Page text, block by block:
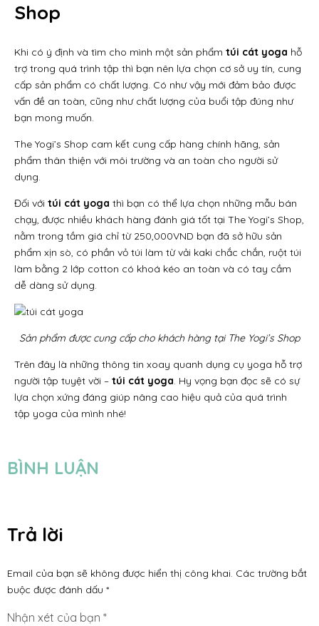
Shop
Khi có ý định và tìm cho mình một sản phẩm túi cát yoga hỗ
trợ trong quá trình tập thì bạn nên lựa chọn cơ sở uy tín, cung
cấp sản phẩm có chất lượng. Có như vậy mới đảm bảo được
vấn đề an toàn, cũng như chất lượng của buổi tập đúng như
bạn mong muốn.
The Yogi’s Shop cam kết cung cấp hàng chính hãng, sản
phẩm thân thiện với môi trường và an toàn cho người sử
dụng.
Đối với túi cát yoga thì bạn có thể lựa chọn những mẫu bán
chạy, được nhiều khách hàng đánh giá tốt tại The Yogi’s Shop,
nằm trong tầm giá chỉ từ 250,000VND bạn đã sở hữu sản
phẩm xịn sò, có phần vỏ túi làm từ vải kaki chắc chắn, ruột túi
làm bằng 2 lớp cotton có khoá kéo an toàn và có tay cầm
dễ dàng sử dụng.
Sản phẩm được cung cấp cho khách hàng tại The Yogi’s Shop
Trên đây là những thông tin xoay quanh dụng cụ yoga hỗ trợ
người tập tuyệt vời – túi cát yoga. Hy vọng bạn đọc sẽ có sự
lựa chọn xứng đáng giúp nâng cao hiệu quả của quá trình
tập yoga của mình nhé!
BÌNH LUẬN
Trả lời
Email của bạn sẽ không được hiển thị công khai. Các trường bắt
buộc được đánh dấu *
Nhận xét của bạn *